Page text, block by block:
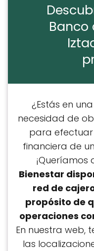
Banco
¿Estás en
necesidad de
para
financiera de
¡Queríamos
Bienestar
red de
propósito de
operaciones
En nuestra web,
las